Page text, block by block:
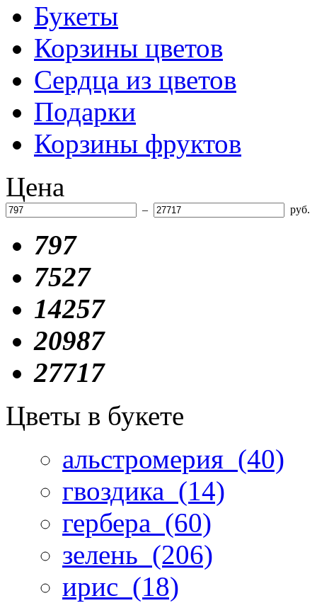
Букеты
Корзины цветов
Сердца из цветов
Подарки
Корзины фруктов
Цена
– руб.
797
7527
14257
20987
27717
Цветы в букете
альстромерия (40)
гвоздика (14)
гербера (60)
зелень (206)
ирис (18)